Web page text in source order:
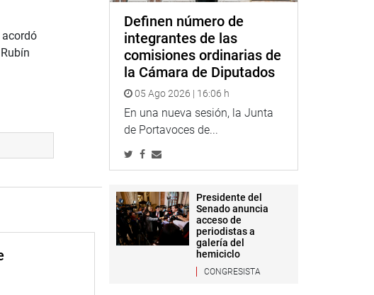
acordó
Definen número de
integrantes de las
comisiones ordinarias de
la Cámara de Diputados
05 Ago 2026 | 16:06 h
En una nueva sesión, la Junta
de Portavoces de...
Presidente del
Senado anuncia
acceso de
periodistas a
galería del
hemiciclo
CONGRESISTA